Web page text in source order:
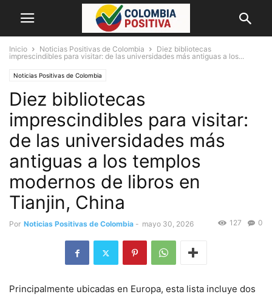
Inicio Noticias Positivas de Colombia
Diez bibliotecas
imprescindibles para visitar: de las universidades más antiguas a los...
Noticias Positivas de Colombia
Diez bibliotecas
imprescindibles para visitar:
de las universidades más
antiguas a los templos
modernos de libros en
Tianjin, China
Por Noticias Positivas de Colombia - mayo 30, 2026 0
127
Principalmente ubicadas en Europa, esta lista incluye dos